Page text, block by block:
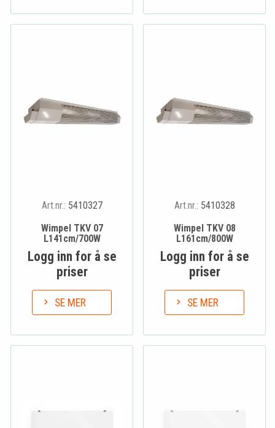
Art.nr.: 5410327
Wimpel TKV 07
L141cm/700W
Logg inn for å se
priser
SE MER
Art.nr.: 5410328
Wimpel TKV 08
L161cm/800W
Logg inn for å se
priser
SE MER